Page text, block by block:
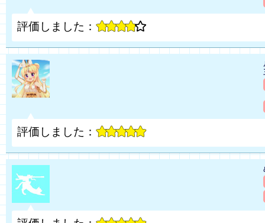
評価しました：
評価しました：